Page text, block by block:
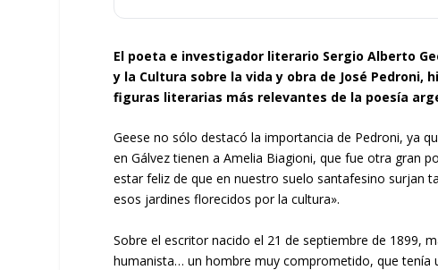
El poeta e investigador literario Sergio Alberto
y la Cultura sobre la vida y obra de José Pedroni,
figuras literarias más relevantes de la poesía
Geese no sólo destacó la importancia de Pedroni, ya
en Gálvez tienen a Amelia Biagioni, que fue otra gran
estar feliz de que en nuestro suelo santafesino surjan
esos jardines florecidos por la cultura».
Sobre el escritor nacido el 21 de septiembre de 1899,
humanista… un hombre muy comprometido, que